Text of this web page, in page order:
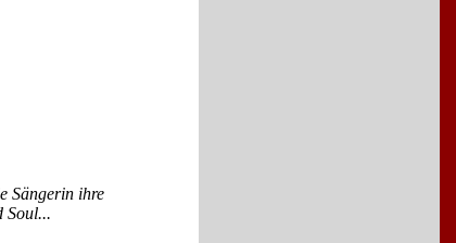
Sängerin ihre
Soul...